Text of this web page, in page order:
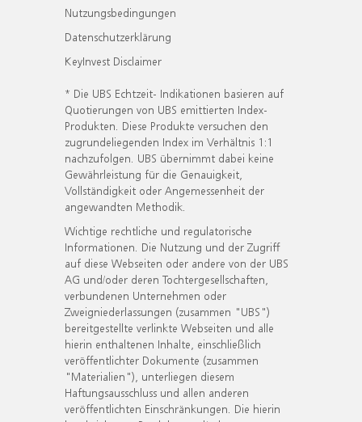
Nutzungsbedingungen
Datenschutzerklärung
KeyInvest Disclaimer
* Die UBS Echtzeit- Indikationen basieren auf
Quotierungen von UBS emittierten Index-
Produkten. Diese Produkte versuchen den
zugrundeliegenden Index im Verhältnis 1:1
nachzufolgen. UBS übernimmt dabei keine
Gewährleistung für die Genauigkeit,
Vollständigkeit oder Angemessenheit der
angewandten Methodik.
Wichtige rechtliche und regulatorische
Informationen. Die Nutzung und der Zugriff
auf diese Webseiten oder andere von der UBS
AG und/oder deren Tochtergesellschaften,
verbundenen Unternehmen oder
Zweigniederlassungen (zusammen "UBS")
bereitgestellte verlinkte Webseiten und alle
hierin enthaltenen Inhalte, einschließlich
veröffentlichter Dokumente (zusammen
"Materialien"), unterliegen diesem
Haftungsausschluss und allen anderen
veröffentlichten Einschränkungen. Die hierin